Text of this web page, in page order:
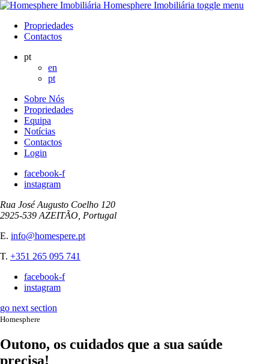
Homesphere Imobiliária toggle menu
Propriedades
Contactos
pt
en
pt
Sobre Nós
Propriedades
Equipa
Notícias
Contactos
Login
facebook-f
instagram
Rua José Augusto Coelho 120
2925-539 AZEITÃO, Portugal
E. info@homespere.pt
T. +351 265 095 741
facebook-f
instagram
go next section
Homesphere
Outono, os cuidados que a sua saúde
precisa!